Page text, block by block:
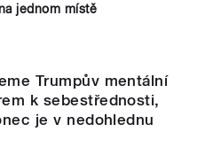
jednom místě
Trumpův mentální
k sebestřednosti,
je v nedohlednu